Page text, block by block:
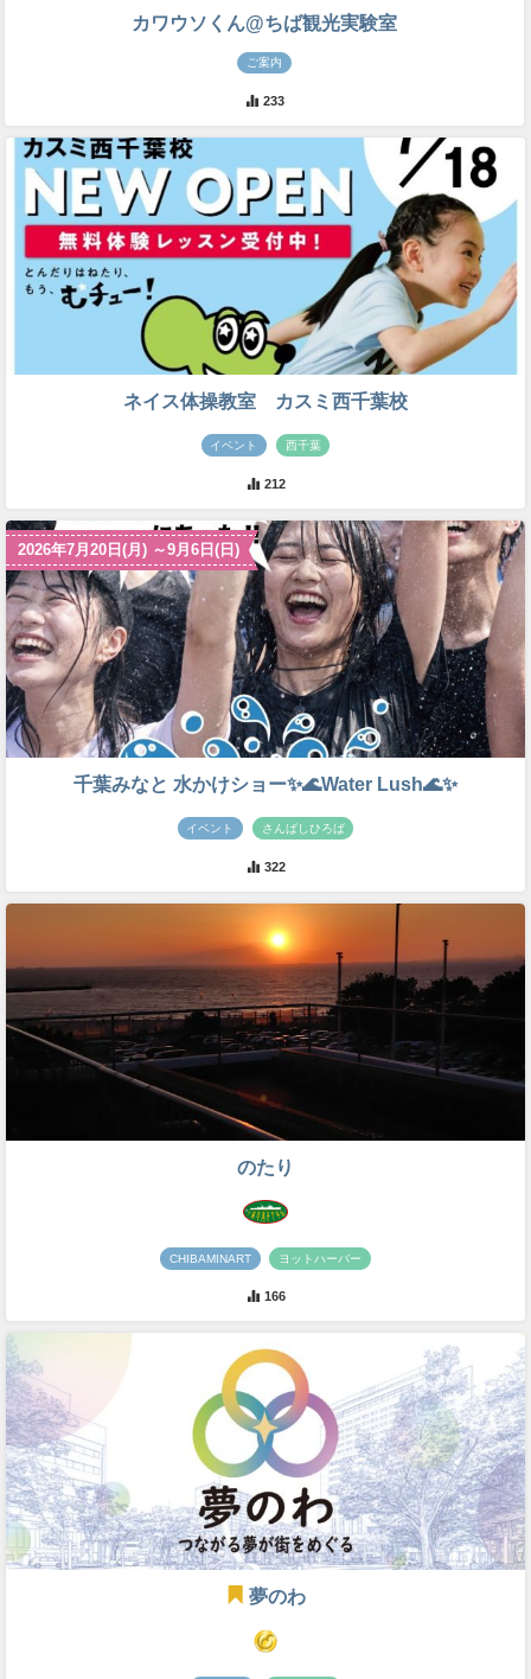
カワウソくん@ちば観光実験室
ご案内
233
ネイス体操教室 カスミ西千葉校
イベント 西千葉
212
2026年7月20日(月) ～9月6日(日)
千葉みなと 水かけショー✨🌊Water Lush🌊✨
イベント さんばしひろば
322
のたり
CHIBAMINART ヨットハーバー
166
夢のわ